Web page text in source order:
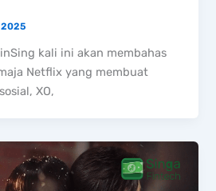
2025
kali ini akan membahas
Netflix yang membuat
XO,